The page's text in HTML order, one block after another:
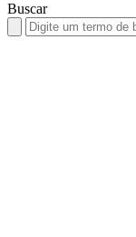
Buscar
Search
for: